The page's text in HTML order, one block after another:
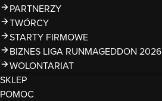
PARTNERZY
TWÓRCY
STARTY FIRMOWE
BIZNES LIGA RUNMAGEDDON 2026
WOLONTARIAT
SKLEP
POMOC